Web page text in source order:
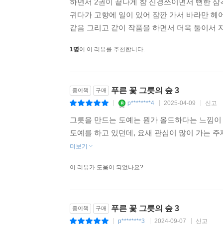
하면서 2권이 끝나게 참 신경쓰이면서 뻔한
귀다가 고향에 일이 있어 잠깐 가서 바라만
같음 그리고 같이 작품을 하면서 더욱 둘이서
1명이 이 리뷰를 추천합니다.
종이책 구매 푸른 꽃 그릇의 숲 3
p********4 2025-04-09 신고
그릇을 만드는 도예는 뭔가 올드하다는 느낌
도예를 하고 있던데, 요새 관심이 많이 가는
더보기
이 리뷰가 도움이 되었나요?
종이책 구매 푸른 꽃 그릇의 숲 3
p********3 2024-09-07 신고